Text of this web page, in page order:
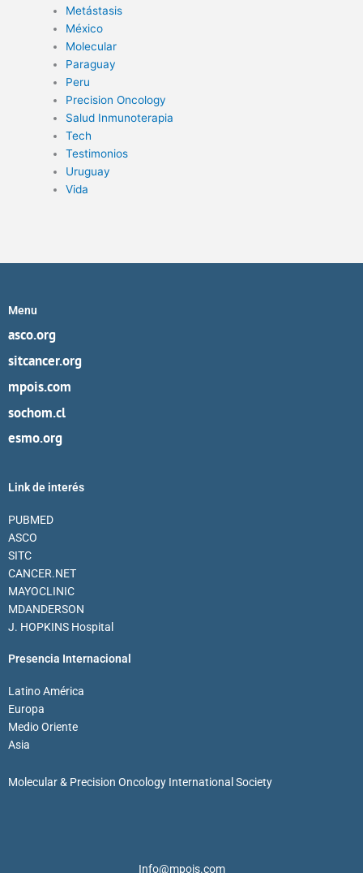
Metástasis
México
Molecular
Paraguay
Peru
Precision Oncology
Salud Inmunoterapia
Tech
Testimonios
Uruguay
Vida
Menu
asco.org
sitcancer.org
mpois.com
sochom.cl
esmo.org
Link de interés
PUBMED
ASCO
SITC
CANCER.NET
MAYOCLINIC
MDANDERSON
J. HOPKINS Hospital
Presencia Internacional
Latino América
Europa
Medio Oriente
Asia
Molecular & Precision Oncology International Society
Info@mpois.com